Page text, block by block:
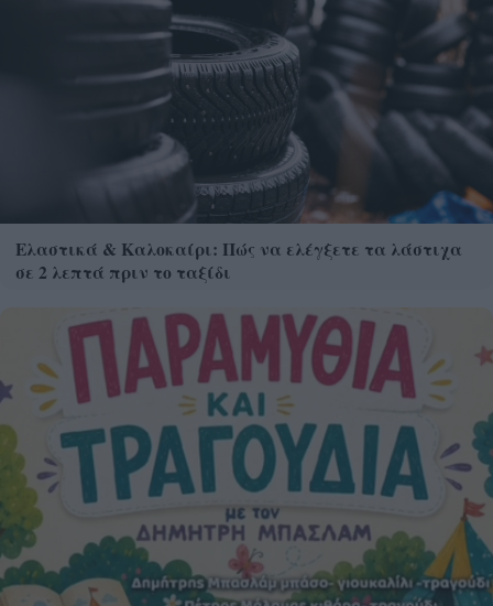
Ελαστικά & Καλοκαίρι: Πώς να ελέγξετε τα λάστιχα
σε 2 λεπτά πριν το ταξίδι